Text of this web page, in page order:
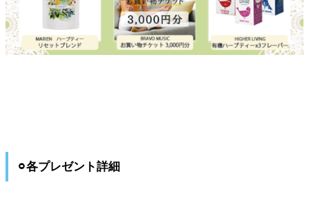
⚪︎各プレゼント詳細